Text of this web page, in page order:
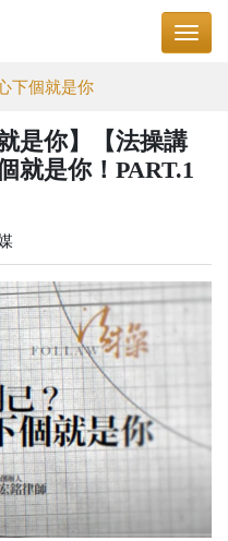
下個就是你
是你】【法操講
就是你！PART.1